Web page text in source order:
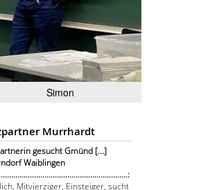
Simon
Murrhardt
gesucht Gmünd [...]
Waiblingen
Mitvierziger, Einsteiger, sucht